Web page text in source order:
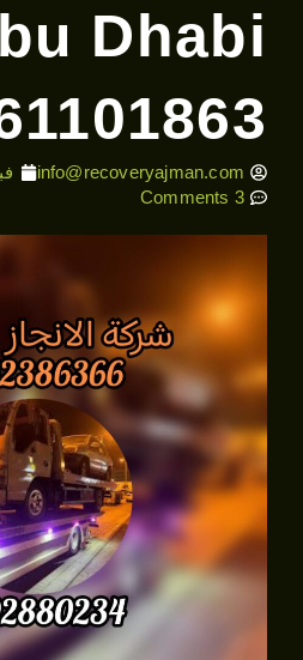
Dhabi
info@recoveryajman.com
3 Comments